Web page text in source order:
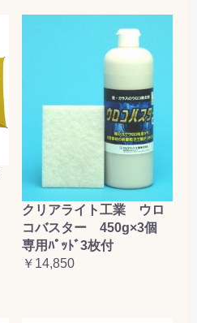
クリアライト工業 ウロ
コバスター 450g×3個
専用ﾊﾟｯﾄﾞ3枚付
￥14,850